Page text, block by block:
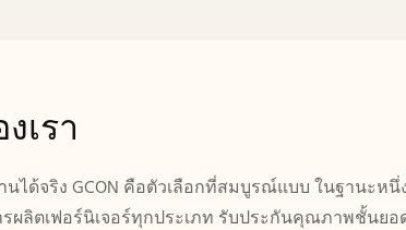
เรา
ด้จริง GCON คือตัวเลือกที่สมบูรณ์แบบ ในฐานะห
ผลิตเฟอร์นิเจอร์ทุกประเภท รับประกันคุณภาพชั้นย